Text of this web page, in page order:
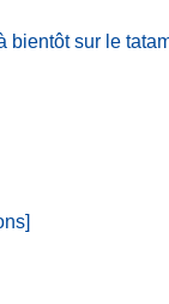
bientôt sur le